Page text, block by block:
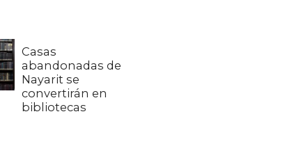
Casas
abandonadas de
Nayarit se
convertirán en
bibliotecas